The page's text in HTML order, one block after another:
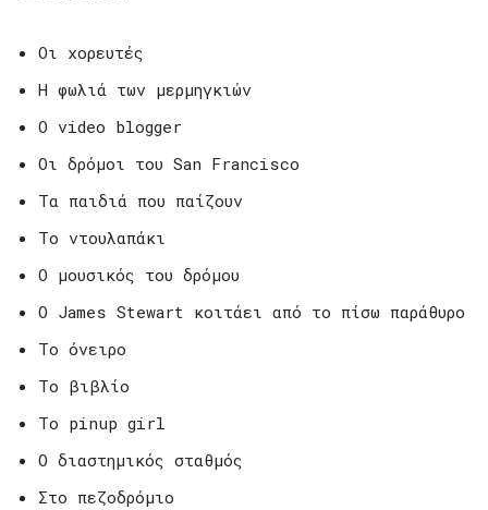
Οι χορευτές
Η φωλιά των μερμηγκιών
Ο video blogger
Οι δρόμοι του San Francisco
Τα παιδιά που παίζουν
Το ντουλαπάκι
Ο μουσικός του δρόμου
Ο James Stewart κοιτάει από το πίσω παράθυρο
Το όνειρο
Το βιβλίο
To pinup girl
Ο διαστημικός σταθμός
Στο πεζοδρόμιο